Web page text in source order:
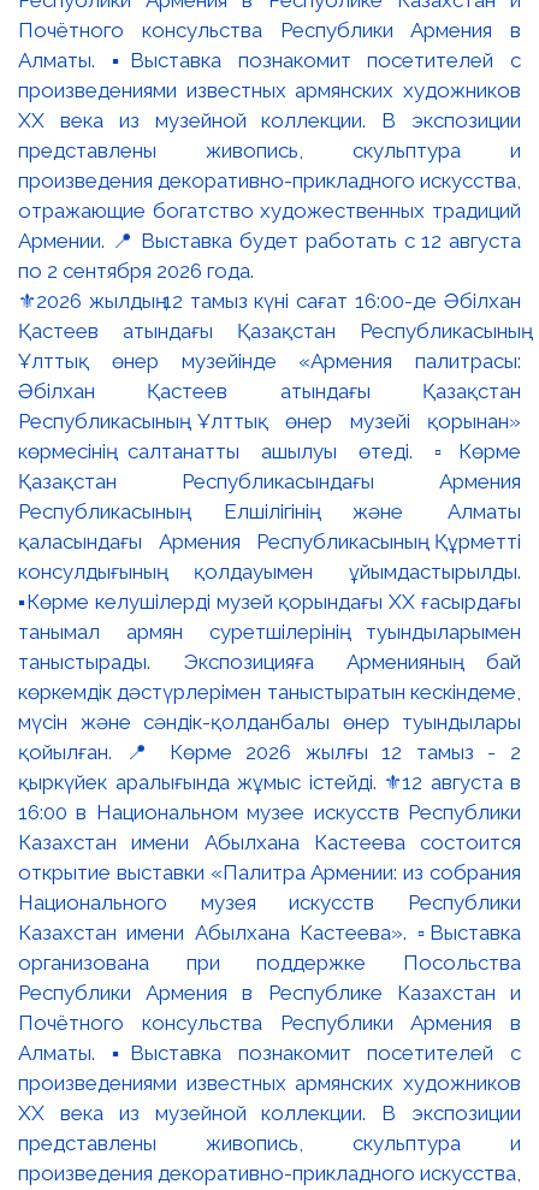
⚜️2026 жылдың 12 тамыз күні сағат 16:00-де Әбілхан
Қастеев атындағы Қазақстан Республикасының
Ұлттық өнер музейінде «Армения палитрасы:
Әбілхан Қастеев атындағы Қазақстан
Республикасының Ұлттық өнер музейі қорынан»
көрмесінің салтанатты ашылуы өтеді. ▫️Көрме
Қазақстан Республикасындағы Армения
Республикасының Елшілігінің және Алматы
қаласындағы Армения Республикасының Құрметті
консулдығының қолдауымен ұйымдастырылды.
▪️Көрме келушілерді музей қорындағы ХХ ғасырдағы
танымал армян суретшілерінің туындыларымен
таныстырады. Экспозицияға Арменияның бай
көркемдік дәстүрлерімен таныстыратын кескіндеме,
мүсін және сәндік-қолданбалы өнер туындылары
қойылған. 📍 Көрме 2026 жылғы 12 тамыз - 2
қыркүйек аралығында жұмыс істейді. ⚜️12 августа в
16:00 в Национальном музее искусств Республики
Казахстан имени Абылхана Кастеева состоится
открытие выставки «Палитра Армении: из собрания
Национального музея искусств Республики
Казахстан имени Абылхана Кастеева». ▫️Выставка
организована при поддержке Посольства
Республики Армения в Республике Казахстан и
Почётного консульства Республики Армения в
Алматы. ▪️Выставка познакомит посетителей с
произведениями известных армянских художников
XX века из музейной коллекции. В экспозиции
представлены живопись, скульптура и
произведения декоративно-прикладного искусства,